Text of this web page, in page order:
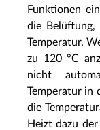
Funktionen
die Belüftung,
Temperatur.
zu 120 °C
nicht
Temperatur in
die
Heizt dazu